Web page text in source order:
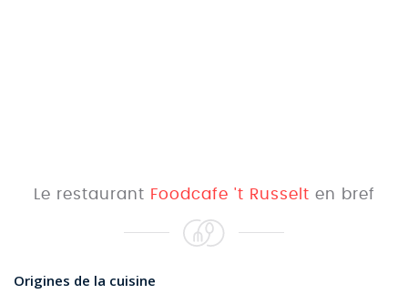
Le restaurant Foodcafe 't Russelt en bref
Origines de la cuisine